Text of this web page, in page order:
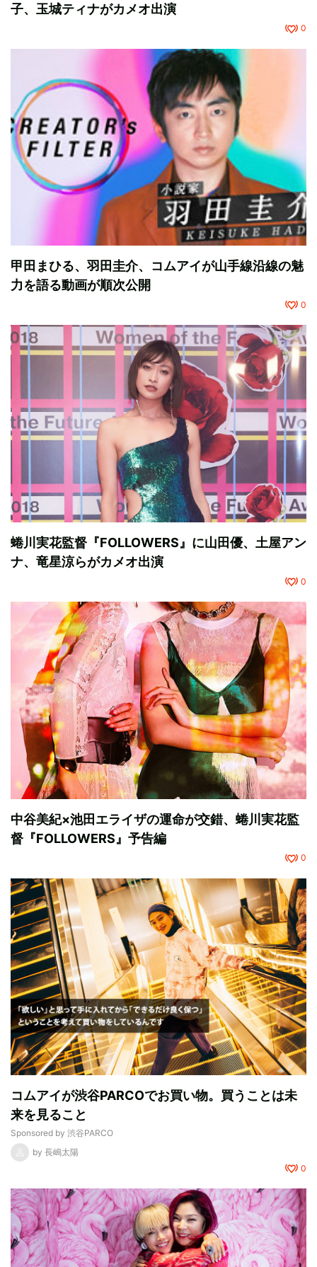
子、玉城ティナがカメオ出演
0
甲田まひる、羽田圭介、コムアイが山手線沿線の魅
力を語る動画が順次公開
0
蜷川実花監督『FOLLOWERS』に山田優、土屋アン
ナ、竜星涼らがカメオ出演
0
中谷美紀×池田エライザの運命が交錯、蜷川実花監
督『FOLLOWERS』予告編
0
コムアイが渋谷PARCOでお買い物。買うことは未
来を見ること
Sponsored by 渋谷PARCO
by 長嶋太陽
0